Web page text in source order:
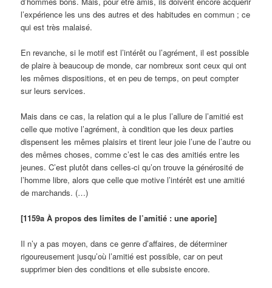
l’expérience les uns des autres et des habitudes en commun ; ce
qui est très malaisé.
En revanche, si le motif est l’intérêt ou l’agrément, il est possible
de plaire à beaucoup de monde, car nombreux sont ceux qui ont
les mêmes dispositions, et en peu de temps, on peut compter
sur leurs services.
Mais dans ce cas, la relation qui a le plus l’allure de l’amitié est
celle que motive l’agrément, à condition que les deux parties
dispensent les mêmes plaisirs et tirent leur joie l’une de l’autre ou
des mêmes choses, comme c’est le cas des amitiés entre les
jeunes. C’est plutôt dans celles-ci qu’on trouve la générosité de
l’homme libre, alors que celle que motive l’intérêt est une amitié
de marchands. (…)
[1159a À propos des limites de l’amitié : une aporie]
Il n’y a pas moyen, dans ce genre d’affaires, de déterminer
rigoureusement jusqu’où l’amitié est possible, car on peut
supprimer bien des conditions et elle subsiste encore.